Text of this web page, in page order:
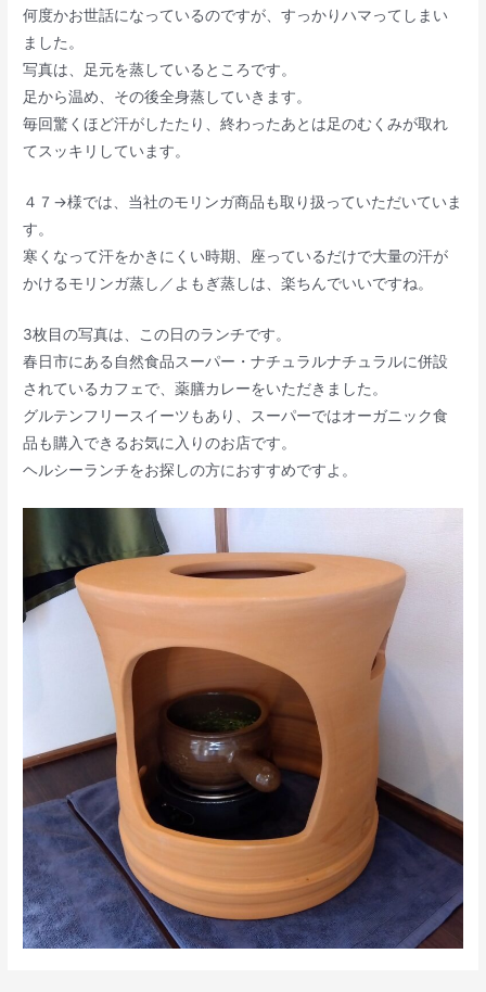
何度かお世話になっているのですが、すっかりハマってしまい
ました。
写真は、足元を蒸しているところです。
足から温め、その後全身蒸していきます。
毎回驚くほど汗がしたたり、終わったあとは足のむくみが取れ
てスッキリしています。
４７→様では、当社のモリンガ商品も取り扱っていただいていま
す。
寒くなって汗をかきにくい時期、座っているだけで大量の汗が
かけるモリンガ蒸し／よもぎ蒸しは、楽ちんでいいですね。
3枚目の写真は、この日のランチです。
春日市にある自然食品スーパー・ナチュラルナチュラルに併設
されているカフェで、薬膳カレーをいただきました。
グルテンフリースイーツもあり、スーパーではオーガニック食
品も購入できるお気に入りのお店です。
ヘルシーランチをお探しの方におすすめですよ。